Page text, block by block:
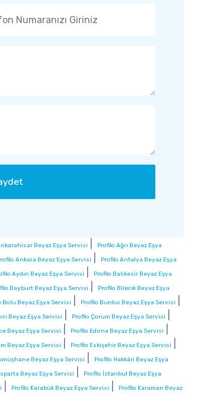
Beyaz Eşya Servisi
Profilo Ağrı Beyaz Eşya
Ankara Beyaz Eşya Servisi
Profilo Antalya Beyaz Eşya
Aydın Beyaz Eşya Servisi
Profilo Balıkesir Beyaz Eşya
Bayburt Beyaz Eşya Servisi
Profilo Bilecik Beyaz Eşya
Bolu Beyaz Eşya Servisi Profilo Burdur Beyaz Eşya Servisi
Beyaz Eşya Servisi Profilo Çorum Beyaz Eşya Servisi
Beyaz Eşya Servisi Profilo Edirne Beyaz Eşya Servisi
Beyaz Eşya Servisi Profilo Eskişehir Beyaz Eşya Servisi
Beyaz Eşya Servisi
Profilo Hakkâri Beyaz Eşya
Beyaz Eşya Servisi
Profilo İstanbul Beyaz Eşya
Profilo Karabük Beyaz Eşya Servisi
Profilo Karaman Beyaz